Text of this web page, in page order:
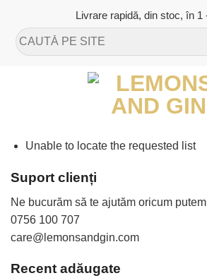
content
Livrare rapidă, din stoc, în 1
Caută
după:
Unable to locate the requested list
Suport clienți
Ne bucurăm să te ajutăm oricum
0756 100 707
care@lemonsandgin.com
Recent adăugate